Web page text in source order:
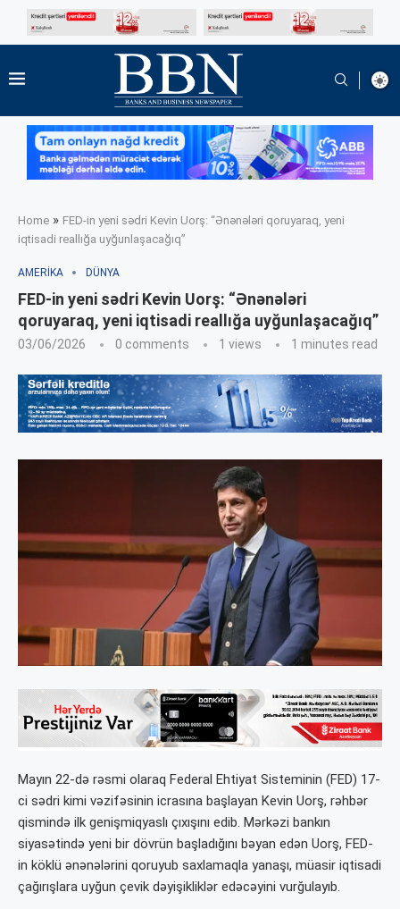
Home » FED-in yeni sədri Kevin Uorş: “Ənənələri qoruyaraq, yeni
iqtisadi reallığa uyğunlaşacağıq”
AMERIKA DÜNYA
FED-in yeni sədri Kevin Uorş: “Ənənələri
qoruyaraq, yeni iqtisadi reallığa uyğunlaşacağıq”
03/06/2026 0 comments 1 views 1 minutes read
Mayın 22-də rəsmi olaraq Federal Ehtiyat Sisteminin (FED) 17-
ci sədri kimi vəzifəsinin icrasına başlayan Kevin Uorş, rəhbər
qismində ilk genişmiqyaslı çıxışını edib. Mərkəzi bankın
siyasətində yeni bir dövrün başladığını bəyan edən Uorş, FED-
in köklü ənənələrini qoruyub saxlamaqla yanaşı, müasir iqtisadi
çağırışlara uyğun çevik dəyişikliklər edəcəyini vurğulayıb.